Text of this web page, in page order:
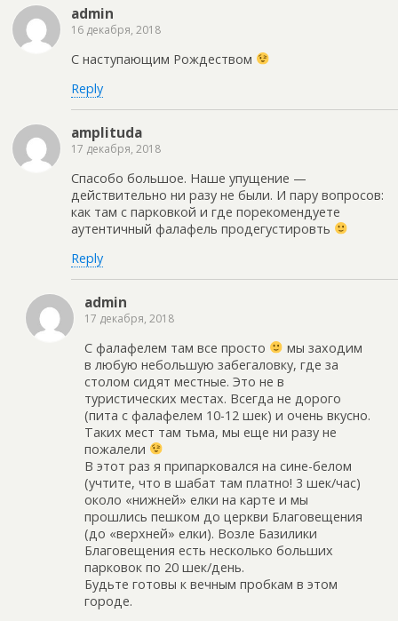
admin
16 декабря, 2018
С наступающим Рождеством
Reply
amplituda
17 декабря, 2018
Спасобо большое. Наше упущение —
действительно ни разу не были. И пару вопросов:
как там с парковкой и где порекомендуете
аутентичный фалафель продегустировть
Reply
admin
17 декабря, 2018
С фалафелем там все просто
мы заходим
в любую небольшую забегаловку, где за
столом сидят местные. Это не в
туристических местах. Всегда не дорого
(пита с фалафелем 10-12 шек) и очень вкусно.
Таких мест там тьма, мы еще ни разу не
пожалели
В этот раз я припарковался на сине-белом
(учтите, что в шабат там платно! 3 шек/час)
около «нижней» елки на карте и мы
прошлись пешком до церкви Благовещения
(до «верхней» елки). Возле Базилики
Благовещения есть несколько больших
парковок по 20 шек/день.
Будьте готовы к вечным пробкам в этом
городе.